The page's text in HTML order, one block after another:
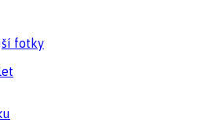
fotky